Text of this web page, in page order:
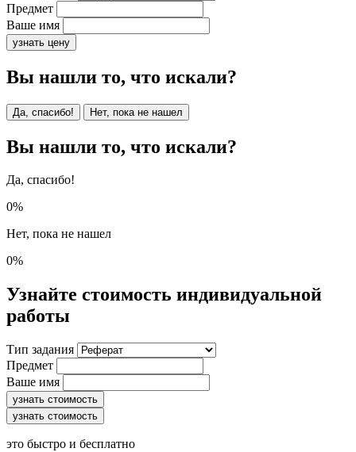
Предмет
Ваше имя
узнать цену
Вы нашли то, что искали?
Да, спасибо! Нет, пока не нашел
Вы нашли то, что искали?
Да, спасибо!
0%
Нет, пока не нашел
0%
Узнайте стоимость индивидуальной
работы
Тип задания
Предмет
Ваше имя
узнать стоимость
узнать стоимость
это быстро и бесплатно